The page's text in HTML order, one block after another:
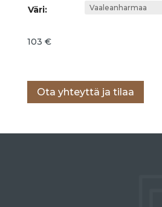
Väri:
103 €
Ota yhteyttä ja tilaa